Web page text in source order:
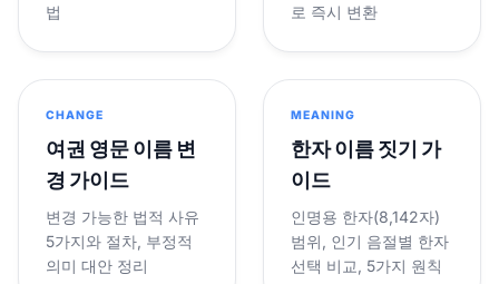
법
로 즉시 변환
CHANGE
여권 영문 이름 변
경 가이드
변경 가능한 법적 사유
5가지와 절차, 부정적
의미 대안 정리
MEANING
한자 이름 짓기 가
이드
인명용 한자(8,142자)
범위, 인기 음절별 한자
선택 비교, 5가지 원칙